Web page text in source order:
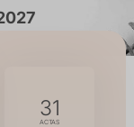
31
ACTAS